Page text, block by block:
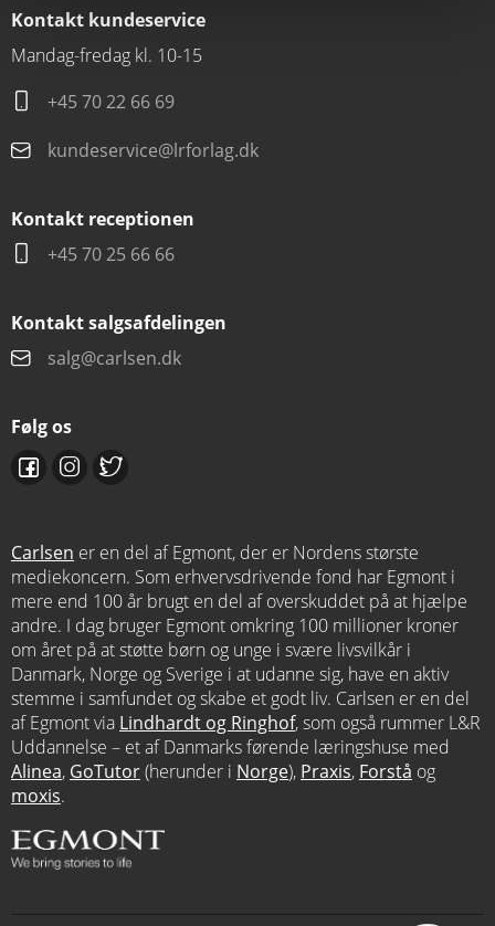
Kontakt kundeservice
Mandag-fredag kl. 10-15
+45 70 22 66 69
kundeservice@lrforlag.dk
Kontakt receptionen
+45 70 25 66 66
Kontakt salgsafdelingen
salg@carlsen.dk
Følg os
Carlsen er en del af Egmont, der er Nordens største
mediekoncern. Som erhvervsdrivende fond har Egmont i
mere end 100 år brugt en del af overskuddet på at hjælpe
andre. I dag bruger Egmont omkring 100 millioner kroner
om året på at støtte børn og unge i svære livsvilkår i
Danmark, Norge og Sverige i at udanne sig, have en aktiv
stemme i samfundet og skabe et godt liv. Carlsen er en del
af Egmont via Lindhardt og Ringhof, som også rummer L&R
Uddannelse – et af Danmarks førende læringshuse med
Alinea, GoTutor(herunder i Norge), Praxis, Forstå og
moxis.